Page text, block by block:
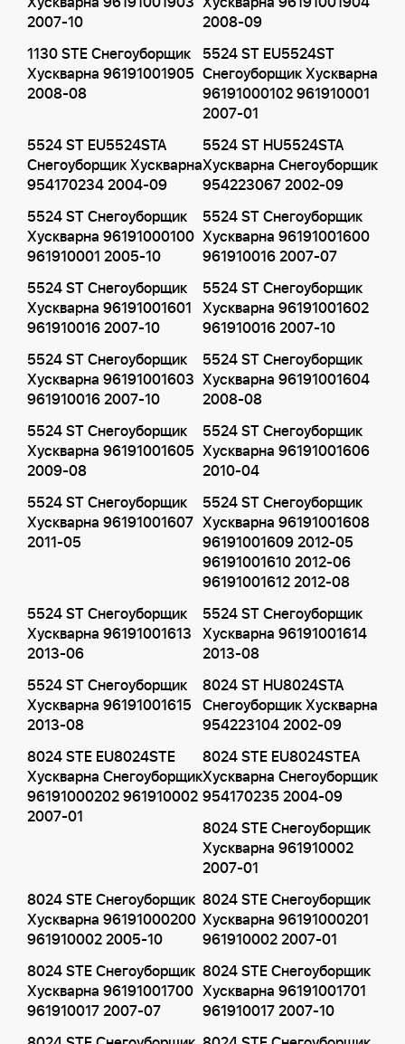
2007-10
2008-09
1130 STE Снегоуборщик
Хускварна 96191001905
2008-08
5524 ST EU5524ST
Снегоуборщик Хускварна
96191000102 961910001
2007-01
5524 ST EU5524STA
Снегоуборщик Хускварна
954170234 2004-09
5524 ST HU5524STA
Хускварна Снегоуборщик
954223067 2002-09
5524 ST Снегоуборщик
Хускварна 96191000100
961910001 2005-10
5524 ST Снегоуборщик
Хускварна 96191001600
961910016 2007-07
5524 ST Снегоуборщик
Хускварна 96191001601
961910016 2007-10
5524 ST Снегоуборщик
Хускварна 96191001602
961910016 2007-10
5524 ST Снегоуборщик
Хускварна 96191001603
961910016 2007-10
5524 ST Снегоуборщик
Хускварна 96191001604
2008-08
5524 ST Снегоуборщик
Хускварна 96191001605
2009-08
5524 ST Снегоуборщик
Хускварна 96191001606
2010-04
5524 ST Снегоуборщик
Хускварна 96191001607
2011-05
5524 ST Снегоуборщик
Хускварна 96191001608
96191001609 2012-05
96191001610 2012-06
96191001612 2012-08
5524 ST Снегоуборщик
Хускварна 96191001613
2013-06
5524 ST Снегоуборщик
Хускварна 96191001614
2013-08
5524 ST Снегоуборщик
Хускварна 96191001615
2013-08
8024 ST HU8024STA
Снегоуборщик Хускварна
954223104 2002-09
8024 STE EU8024STE
Хускварна Снегоуборщик
96191000202 961910002
2007-01
8024 STE EU8024STEA
Хускварна Снегоуборщик
954170235 2004-09
8024 STE Снегоуборщик
Хускварна 961910002
2007-01
8024 STE Снегоуборщик
Хускварна 96191000200
961910002 2005-10
8024 STE Снегоуборщик
Хускварна 96191000201
961910002 2007-01
8024 STE Снегоуборщик
Хускварна 96191001700
961910017 2007-07
8024 STE Снегоуборщик
Хускварна 96191001701
961910017 2007-10